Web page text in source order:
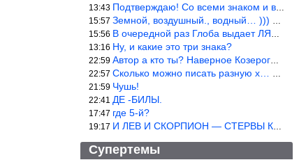
13:43 Подтверждаю! Со всеми знаком и все одиноки и Я )))
15:57 Земной, воздушный., водный… ))) выбери сам трех из 9 )))
15:56 В очередной раз Глоба выдает ЛЯП! А корректоры, редакторы пропус
13:16 Ну, и какие это три знака?
22:59 Автор а кто ты? Наверное Козерог… Рога жена Рыба наставила ))
22:57 Сколько можно писать разную х… йню? Автор что то обкурился?
21:59 Чушь!
22:41 ДЕ -БИЛЫ.
17:47 где 5-й?
19:17 И ЛЕВ И СКОРПИОН — СТЕРВЫ КАКИХ ЕЩЕ ПОИСКАТЬ НАДО
Супертемы